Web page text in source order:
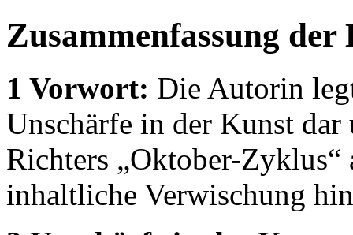
Zusammenfassung der
1 Vorwort: Die Autorin
Unschärfe in der Kunst
Richters „Oktober-Zyklus“
inhaltliche Verwischung